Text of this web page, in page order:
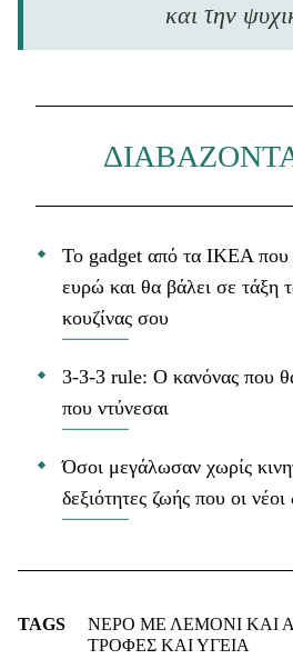
και την
Το gadget από τα IKEA που
ευρώ και θα βάλει σε τάξη
κουζίνας σου
3-3-3 rule: Ο κανόνας που
που ντύνεσαι
Όσοι μεγάλωσαν χωρίς
δεξιότητες ζωής που οι
TAGS
ΝΕΡΟ ΜΕ ΛΕΜΟΝΙ ΚΑΙ
ΤΡΟΦΕΣ ΚΑΙ ΥΓΕΙΑ